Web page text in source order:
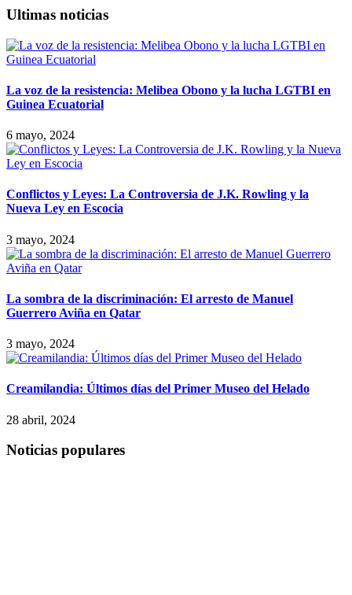
Ultimas noticias
La voz de la resistencia: Melibea Obono y la lucha LGTBI en
Guinea Ecuatorial
6 mayo, 2024
Conflictos y Leyes: La Controversia de J.K. Rowling y la
Nueva Ley en Escocia
3 mayo, 2024
La sombra de la discriminación: El arresto de Manuel
Guerrero Aviña en Qatar
3 mayo, 2024
Creamilandia: Últimos días del Primer Museo del Helado
28 abril, 2024
Noticias populares